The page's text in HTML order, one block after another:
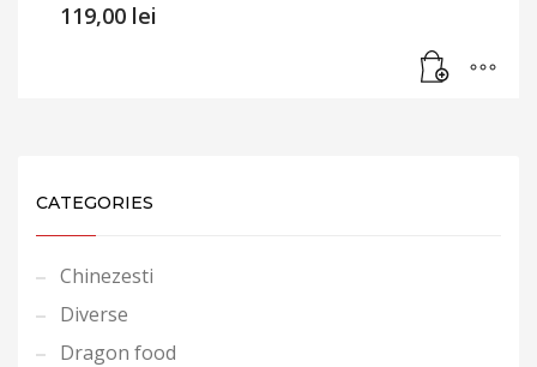
119,00 lei
CATEGORIES
Chinezesti
Diverse
Dragon food